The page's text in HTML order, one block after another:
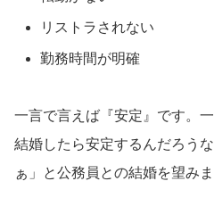
リストラされない
勤務時間が明確
一言で言えば『安定』です。
結婚したら安定するんだろう
ぁ」と公務員との結婚を望みま